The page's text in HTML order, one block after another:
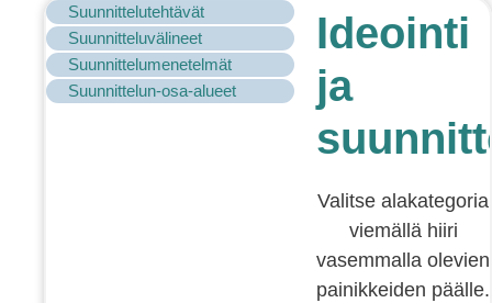
Suunnittelutehtävät
Suunnitteluvälineet
Suunnittelumenetelmät
Suunnittelun-osa-alueet
Ideointi
ja
Valitse alakategoria
viemällä hiiri
vasemmalla olevien
painikkeiden päälle.